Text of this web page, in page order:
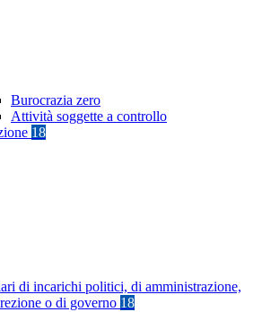
Burocrazia zero
Attività soggette a controllo
18
di incarichi politici, di amministrazione,
o di governo 18